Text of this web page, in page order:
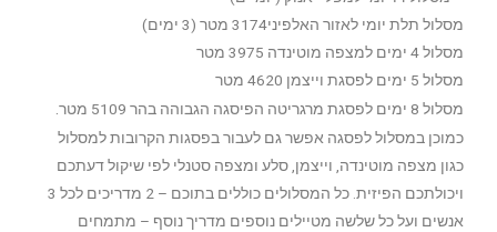
מסלול תלת יומי לאזור האלפיני3174 מטר (3 ימים)
מסלול 4 ימים למצפה מוטינדה 3975 מטר
מסלול 5 ימים לפסגת וייצמן 4620 מטר
מסלול 8 ימים לפסגת מרגריטה הפיסגה הגבוהה בהר 5109 מטר
.
כמוכן במסלול לפסגה אפשר גם לעבור בפסגות הקרובות למסלול
כגון מצפה מוטינדה, וייצמן, סלע ומצפה סטנלי לפי שיקול דעתכם
ויכולתכם הפיזית. כל המסלולים כוללים בתוכם – 2 מדריכים לכל 3
אנשים ועל כל שלשה מטיילים נוספים מדריך נוסף – מתמחים